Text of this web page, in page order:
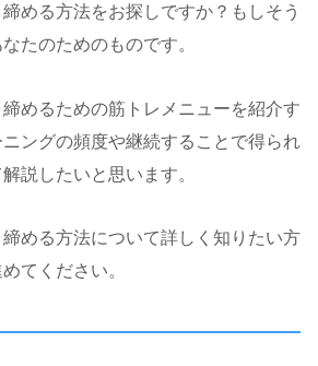
める方法をお探しですか？もしそう
たのためのものです。
めるための筋トレメニューを紹介す
ングの頻度や継続することで得られ
説したいと思います。
める方法について詳しく知りたい方
てください。